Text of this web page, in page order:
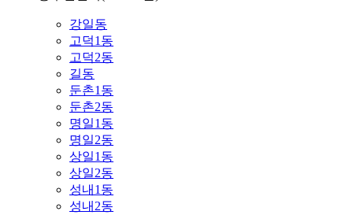
강일동
고덕1동
고덕2동
길동
둔촌1동
둔촌2동
명일1동
명일2동
상일1동
상일2동
성내1동
성내2동